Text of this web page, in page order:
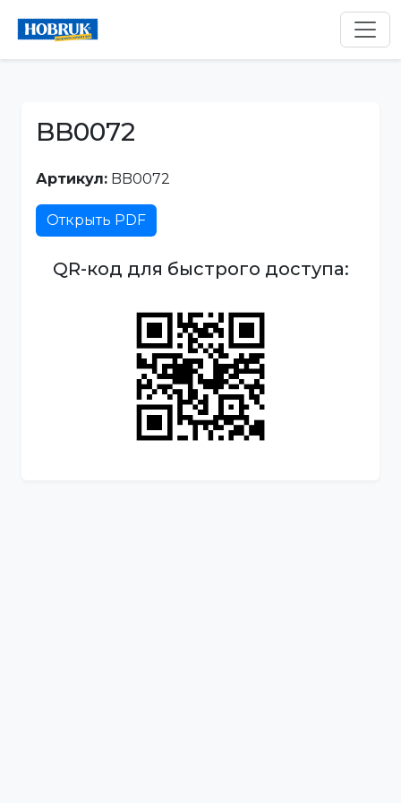
BB0072
Артикул: BB0072
Открыть PDF
QR-код для быстрого доступа: